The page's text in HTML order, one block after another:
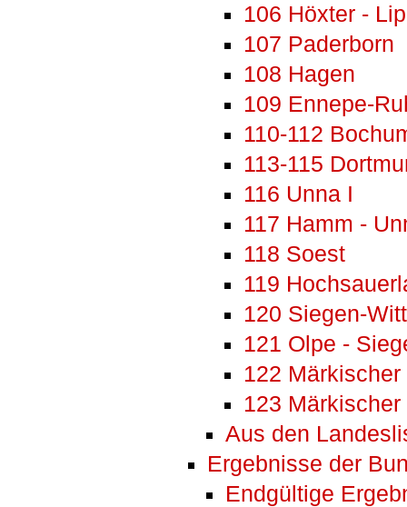
106 Höxter -
107 Paderborn
108 Hagen
109 Ennepe-
110-112
113-115
116 Unna I
117 Hamm -
118 Soest
119
120 Siegen-
121 Olpe -
122
123
Aus den
Ergebnisse der
Endgültige